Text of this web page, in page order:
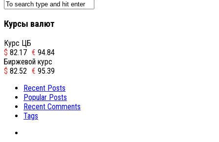
Курсы валют
Курс ЦБ
$ 82.17 € 94.84
Биржевой курс
$ 82.52 € 95.39
Recent Posts
Popular Posts
Recent Comments
Tags